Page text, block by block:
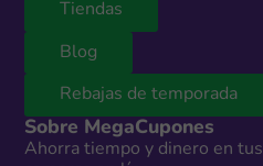
Tiendas
Blog
Rebajas de temporada
Sobre MegaCupones
Ahorra tiempo y dinero en tus